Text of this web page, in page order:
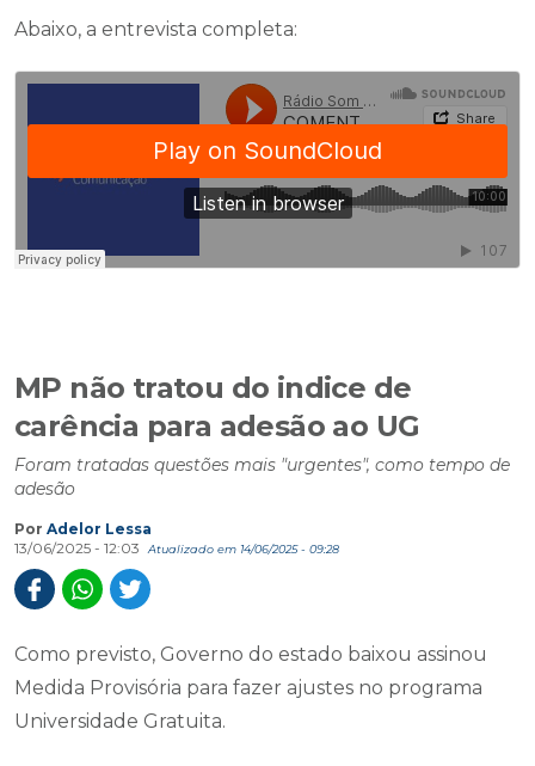
Abaixo, a entrevista completa:
MP não tratou do indice de
carência para adesão ao UG
Foram tratadas questões mais "urgentes", como tempo de
adesão
Por Adelor Lessa
13/06/2025 - 12:03
Atualizado em 14/06/2025 - 09:28
Como previsto, Governo do estado baixou assinou
Medida Provisória para fazer ajustes no programa
Universidade Gratuita.